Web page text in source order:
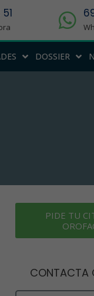
DOSSIER
PIDE TU
CONTACTA